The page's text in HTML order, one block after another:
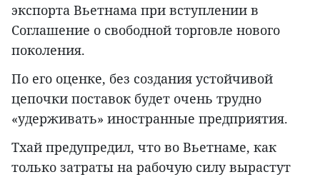
экспорта Вьетнама при вступлении в
Соглашение о свободной торговле нового
поколения.
По его оценке, без создания устойчивой
цепочки поставок будет очень трудно
«удерживать» иностранные предприятия.
Тхай предупредил, что во Вьетнаме, как
только затраты на рабочую силу вырастут